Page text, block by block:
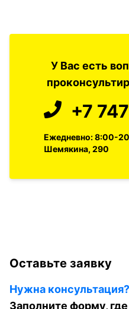
У Вас есть
+7
Ежедневно: 8:00-
Шемякина, 290
Оставьте заявку
Нужна
Заполните форму,